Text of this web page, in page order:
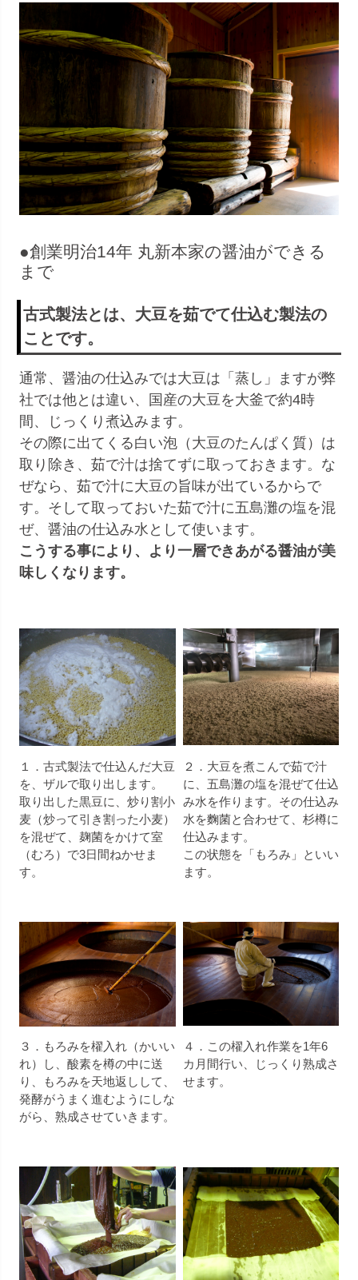
●創業明治14年 丸新本家の醤油ができる
まで
古式製法とは、大豆を茹でて仕込む製法の
ことです。
通常、醤油の仕込みでは大豆は「蒸し」ますが弊
社では他とは違い、国産の大豆を大釜で約4時
間、じっくり煮込みます。
その際に出てくる白い泡（大豆のたんぱく質）は
取り除き、茹で汁は捨てずに取っておきます。な
ぜなら、茹で汁に大豆の旨味が出ているからで
す。そして取っておいた茹で汁に五島灘の塩を混
ぜ、醤油の仕込み水として使います。
こうする事により、より一層できあがる醤油が美
味しくなります。
１．古式製法で仕込んだ大豆
を、ザルで取り出します。
取り出した黒豆に、炒り割小
麦（炒って引き割った小麦）
を混ぜて、麹菌をかけて室
（むろ）で3日間ねかせま
す。
２．大豆を煮こんで茹で汁
に、五島灘の塩を混ぜて仕込
み水を作ります。その仕込み
水を麴菌と合わせて、杉樽に
仕込みます。
この状態を「もろみ」といい
ます。
３．もろみを櫂入れ（かいい
れ）し、酸素を樽の中に送
り、もろみを天地返しして、
発酵がうまく進むようにしな
がら、熟成させていきます。
４．この櫂入れ作業を1年6
カ月間行い、じっくり熟成さ
せます。